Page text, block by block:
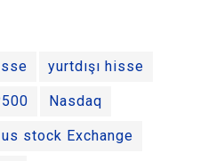
yurtdışı hisse
Nasdaq
us stock Exchange